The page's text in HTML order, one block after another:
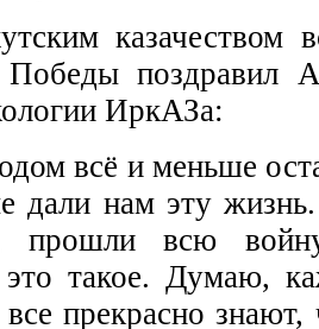
казачеством
поздравил
ИркАЗа:
всё и меньше
дали нам эту
прошли всю
такое. Думаю,
прекрасно